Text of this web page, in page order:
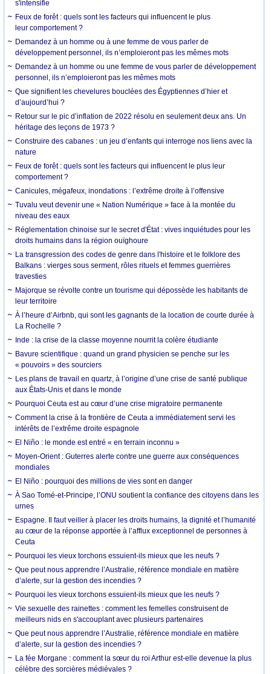
s'intensifie
Feux de forêt : quels sont les facteurs qui influencent le plus
leur comportement ?
Demandez à un homme ou à une femme de vous parler de
développement personnel, ils n’emploieront pas les mêmes mots
Demandez à un homme ou une femme de vous parler de développement
personnel, ils n’emploieront pas les mêmes mots
Que signifient les chevelures bouclées des Égyptiennes d’hier et
d’aujourd’hui ?
Retour sur le pic d’inflation de 2022 résolu en seulement deux ans. Un
héritage des leçons de 1973 ?
Construire des cabanes : un jeu d’enfants qui interroge nos liens avec la
nature
Feux de forêt : quels sont les facteurs qui influencent le plus leur
comportement ?
Canicules, mégafeux, inondations : l’extrême droite à l’offensive
Tuvalu veut devenir une « Nation Numérique » face à la montée du
niveau des eaux
Réglementation chinoise sur le secret d'État : vives inquiétudes pour les
droits humains dans la région ouïghoure
La transgression des codes de genre dans l'histoire et le folklore des
Balkans : vierges sous serment, rôles rituels et femmes guerrières
travesties
Majorque se révolte contre un tourisme qui dépossède les habitants de
leur territoire
À l’heure d’Airbnb, qui sont les gagnants de la location de courte durée à
La Rochelle ?
Inde : la crise de la classe moyenne nourrit la colère étudiante
Bavure scientifique : quand un grand physicien se penche sur les
« pouvoirs » des sourciers
Les plans de travail en quartz, à l’origine d’une crise de santé publique
aux États-Unis et dans le monde
Pourquoi Ceuta est au cœur d’une crise migratoire permanente
Comment la crise à la frontière de Ceuta a immédiatement servi les
intérêts de l’extrême droite espagnole
El Niño : le monde est entré « en terrain inconnu »
Moyen-Orient : Guterres alerte contre une guerre aux conséquences
mondiales
El Niño : pourquoi des millions de vies sont en danger
À Sao Tomé-et-Principe, l’ONU soutient la confiance des citoyens dans les
urnes
Espagne. Il faut veiller à placer les droits humains, la dignité et l’humanité
au cœur de la réponse apportée à l’afflux exceptionnel de personnes à
Ceuta
Pourquoi les vieux torchons essuient-ils mieux que les neufs ?
Que peut nous apprendre l’Australie, référence mondiale en matière
d’alerte, sur la gestion des incendies ?
Pourquoi les vieux torchons essuient-ils mieux que les neufs ?
Vie sexuelle des rainettes : comment les femelles construisent de
meilleurs nids en s'accouplant avec plusieurs partenaires
Que peut nous apprendre l’Australie, référence mondiale en matière
d’alerte, sur la gestion des incendies ?
La fée Morgane : comment la sœur du roi Arthur est-elle devenue la plus
célèbre des sorcières médiévales ?